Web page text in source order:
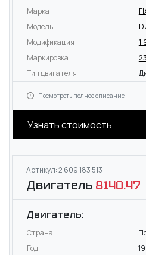
Марка
Модель
Модификация
Маркировка
Тип двигателя
Посмотреть полное описание
Узнать стоимость
Артикул: 2 609 183 513
Двигатель 8140.47
Двигатель:
Страна
Год